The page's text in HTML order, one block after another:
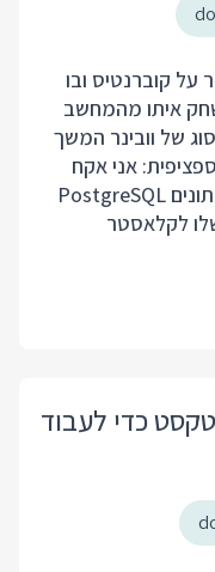
על קוברנטיס ובו
איתו מהמחשב
של וובינר המשך
אני אקח
יישום Node.JS שמשתמש בבסיס נתונים PostgreSQL
לקלאסטר
כדי לעבוד